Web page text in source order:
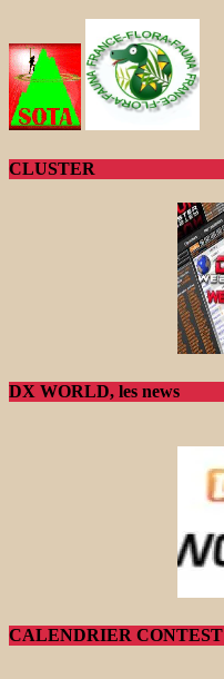
CLUSTER
DX WORLD, les news
CALENDRIER CONTEST